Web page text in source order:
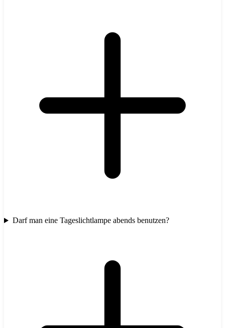
Darf man eine Tageslichtlampe abends benutzen?